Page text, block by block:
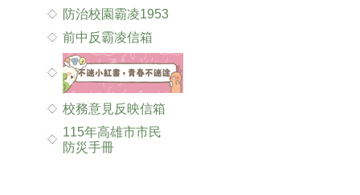
防治校園霸凌1953
前中反霸凌信箱
校務意見反映信箱
115年高雄市市民
防災手冊